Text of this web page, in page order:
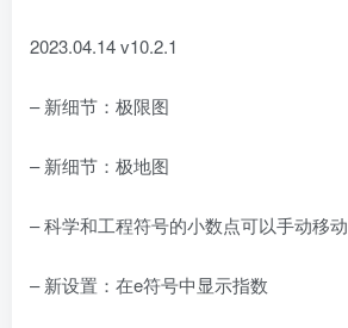
2023.04.14 v10.2.1
– 新细节：极限图
– 新细节：极地图
– 科学和工程符号的小数点可以手动移动
– 新设置：在e符号中显示指数